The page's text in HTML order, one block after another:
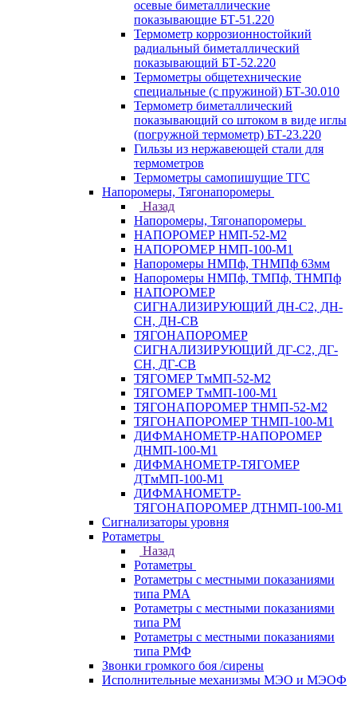
осевые биметаллические
показывающие БТ-51.220
Термометр коррозионностойкий
радиальный биметаллический
показывающий БТ-52.220
Термометры общетехнические
специальные (с пружиной) БТ-30.010
Термометр биметаллический
показывающий со штоком в виде иглы
(погружной термометр) БТ-23.220
Гильзы из нержавеющей стали для
термометров
Термометры самопишущие ТГС
Напоромеры, Тягонапоромеры
Назад
Напоромеры, Тягонапоромеры
НАПОРОМЕР НМП-52-М2
НАПОРОМЕР НМП-100-М1
Напоромеры НМПф, ТНМПф 63мм
Напоромеры НМПф, ТМПф, ТНМПф
НАПОРОМЕР
СИГНАЛИЗИРУЮЩИЙ ДН-С2, ДН-
СН, ДН-СВ
ТЯГОНАПОРОМЕР
СИГНАЛИЗИРУЮЩИЙ ДГ-С2, ДГ-
СН, ДГ-СВ
ТЯГОМЕР ТмМП-52-М2
ТЯГОМЕР ТмМП-100-М1
ТЯГОНАПОРОМЕР ТНМП-52-М2
ТЯГОНАПОРОМЕР ТНМП-100-М1
ДИФМАНОМЕТР-НАПОРОМЕР
ДНМП-100-М1
ДИФМАНОМЕТР-ТЯГОМЕР
ДТмМП-100-М1
ДИФМАНОМЕТР-
ТЯГОНАПОРОМЕР ДТНМП-100-М1
Сигнализаторы уровня
Ротаметры
Назад
Ротаметры
Ротаметры с местными показаниями
типа РМА
Ротаметры с местными показаниями
типа РМ
Ротаметры с местными показаниями
типа РМФ
Звонки громкого боя /сирены
Исполнительные механизмы МЭО и МЭОФ